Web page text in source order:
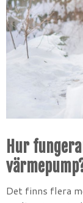
Hur
Det finns flera